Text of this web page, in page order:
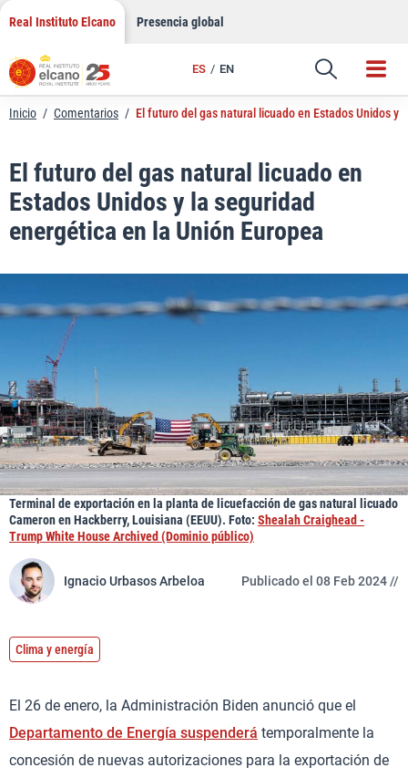
Saltar
contenido
Real Instituto Elcano Presencia global
ES EN
Enlace
Inicio / Comentarios / El futuro del gas natural licuado en Estados Unidos y
El futuro del gas natural licuado en
Estados Unidos y la seguridad
energética en la Unión Europea
Terminal de exportación en la planta de licuefacción de gas natural licuado
Cameron en Hackberry, Louisiana (EEUU). Foto: Shealah Craighead -
Trump White House Archived (Dominio público)
Ignacio Urbasos Arbeloa Publicado el 08 Feb 2024 //
Clima y energía
El 26 de enero, la Administración Biden anunció que el
Departamento de Energía suspenderá temporalmente la
concesión de nuevas autorizaciones para la exportación de